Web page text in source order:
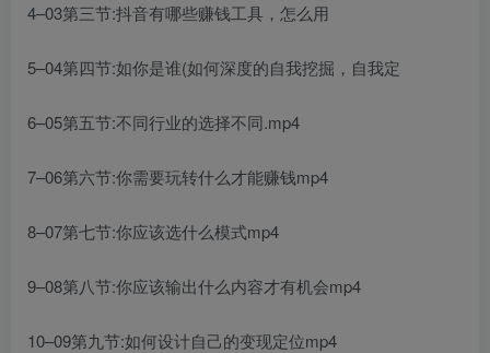
4–03第三节:抖音有哪些赚钱工具，怎么用
5–04第四节:如你是谁(如何深度的自我挖掘，自我定
6–05第五节:不同行业的选择不同.mp4
7–06第六节:你需要玩转什么才能赚钱mp4
8–07第七节:你应该选什么模式mp4
9–08第八节:你应该输出什么内容才有机会mp4
10–09第九节:如何设计自己的变现定位mp4